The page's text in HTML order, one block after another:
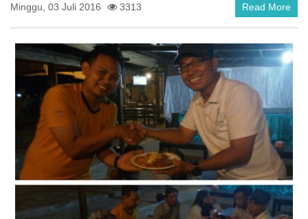
Minggu, 03 Juli 2016 3313 Read More